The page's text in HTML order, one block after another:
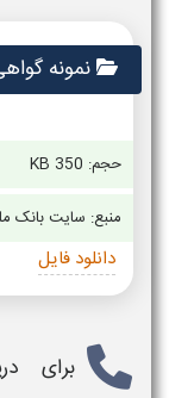
نمونه
حجم: 350 KB
منبع: سایت بانک
دانلود فایل
برای